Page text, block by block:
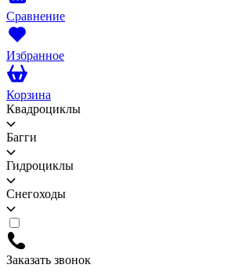
Сравнение
Избранное
Корзина
Квадроциклы
Багги
Гидроциклы
Снегоходы
Заказать звонок